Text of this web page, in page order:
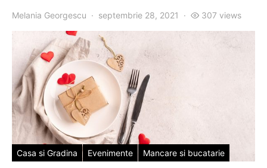
Melania Georgescu septembrie 28, 2021 307 views
Casa si Gradina Evenimente Mancare si bucatarie